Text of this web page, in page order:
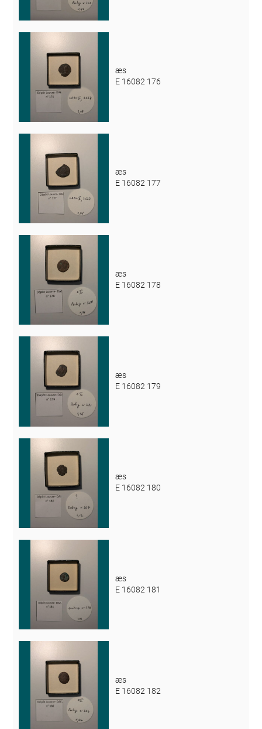
æs
E 16082 176
æs
E 16082 177
æs
E 16082 178
æs
E 16082 179
æs
E 16082 180
æs
E 16082 181
æs
E 16082 182